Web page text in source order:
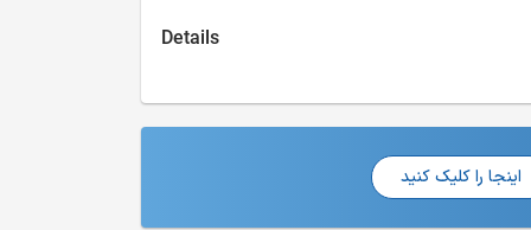
Details
اینجا را کلیک کنید